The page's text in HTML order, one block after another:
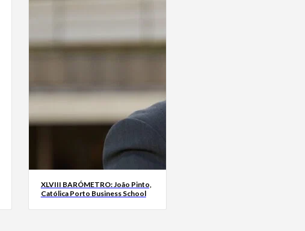
XLVIII BARÓMETRO: João Pinto,
Católica Porto Business School